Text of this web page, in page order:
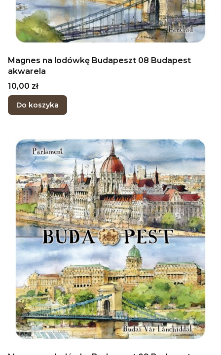
Magnes na lodówkę Budapeszt 08 Budapest
akwarela
Cena
10,00 zł
Do koszyka